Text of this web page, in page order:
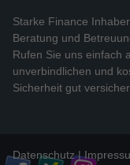
Starke Finance
Beratung und
Rufen Sie uns einfach
unverbindlichen und
Sicherheit gut
Datenschutz